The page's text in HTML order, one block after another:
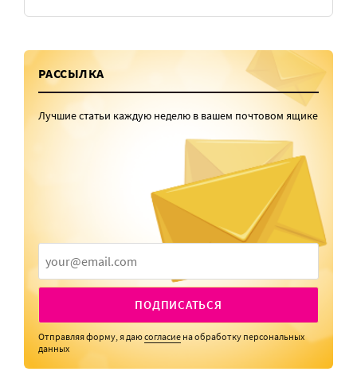
РАССЫЛКА
Лучшие статьи каждую неделю в вашем почтовом ящике
ПОДПИСАТЬСЯ
Отправляя форму, я даюсогласие на обработку персональных
данных